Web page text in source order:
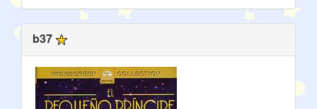
b37